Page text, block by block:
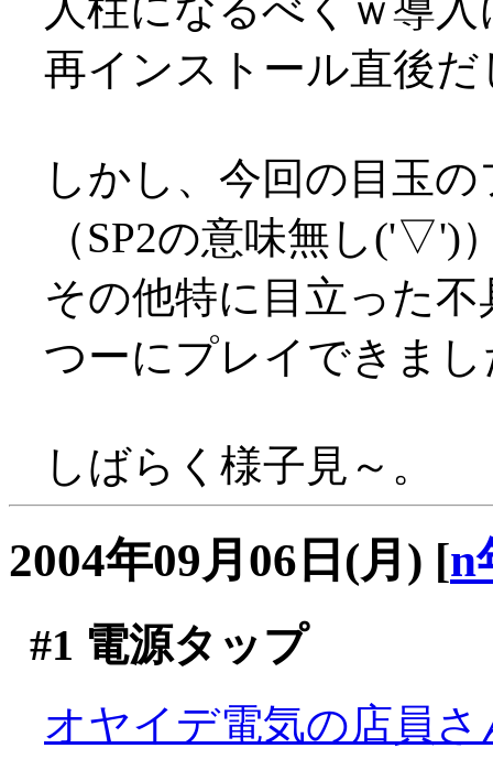
再インストール直後だ
しかし、今回の目玉
（SP2の意味無し('▽')
その他特に目立った
つーにプレイできま
しばらく様子見～。
2004年09月06日(月) [n
#1 電源タップ
オヤイデ電気の店員さ